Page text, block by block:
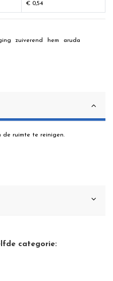
€ 0,54
zuiverend hem aruda
de ruimte te reinigen.
categorie: